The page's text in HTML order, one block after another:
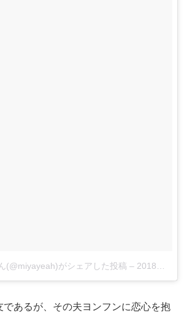
(@miyayeah)がシェアした投稿 – 2018年 5月月18日午前12時22分PDT
であるが、その夫ヨンフンに恋心を抱